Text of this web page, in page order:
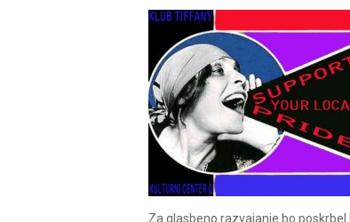
Za glasbeno razvajanje bo poskrbel